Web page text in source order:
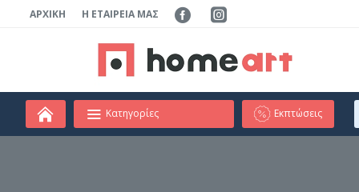
ΑΡΧΙΚΉ Η ΕΤΑΙΡΕΊΑ ΜΑΣ
Κατηγορίες Εκπτώσεις